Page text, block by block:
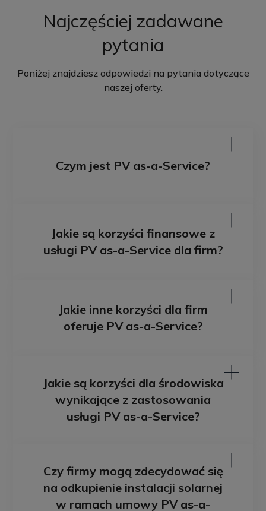
Najczęściej zadawane
pytania
Poniżej znajdziesz odpowiedzi na pytania dotyczące
naszej oferty.
Czym jest PV as-a-Service?
Jakie są korzyści finansowe z
usługi PV as-a-Service dla firm?
Jakie inne korzyści dla firm
oferuje PV as-a-Service?
Jakie są korzyści dla środowiska
wynikające z zastosowania
usługi PV as-a-Service?
Czy firmy mogą zdecydować się
na odkupienie instalacji solarnej
w ramach umowy PV as-a-